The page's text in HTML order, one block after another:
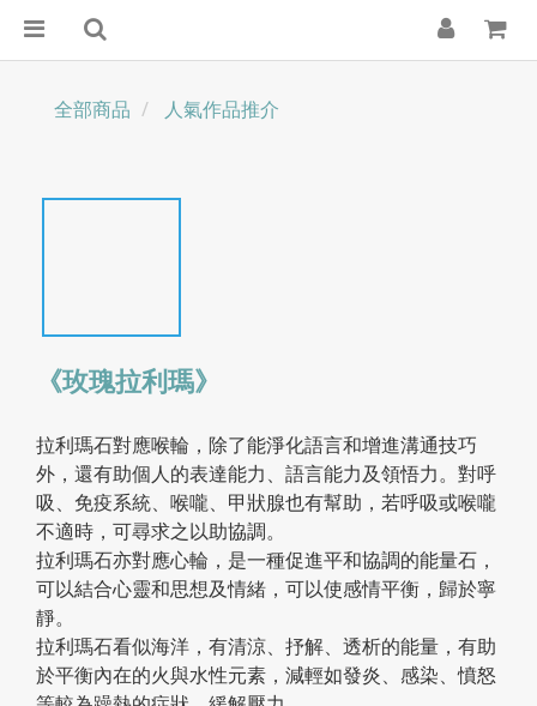
全部商品 人氣作品推介
《玫瑰拉利瑪》
拉利瑪石對應喉輪，除了能淨化語言和增進溝通技巧
外，還有助個人的表達能力、語言能力及領悟力。對呼
吸、免疫系統、喉嚨、甲狀腺也有幫助，若呼吸或喉嚨
不適時，可尋求之以助協調。
拉利瑪石亦對應心輪，是一種促進平和協調的能量石，
可以結合心靈和思想及情緒，可以使感情平衡，歸於寧
靜。
拉利瑪石看似海洋，有清涼、抒解、透析的能量，有助
於平衡內在的火與水性元素，減輕如發炎、感染、憤怒